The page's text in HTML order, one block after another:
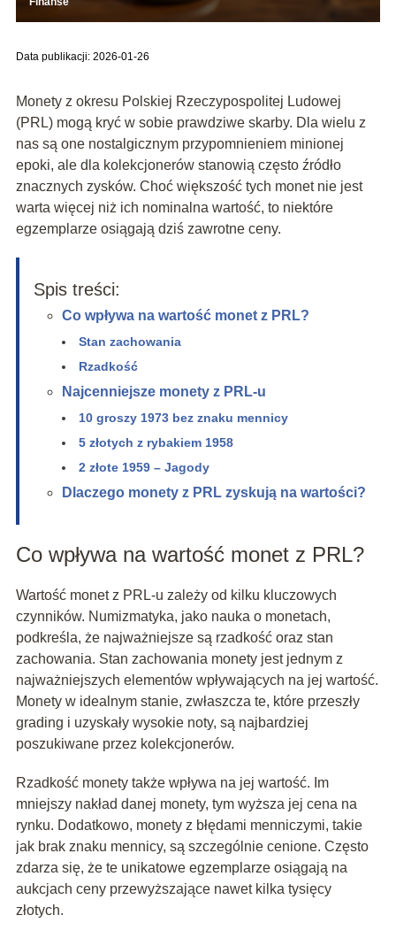
Data publikacji: 2026-01-26
Monety z okresu Polskiej Rzeczypospolitej Ludowej
(PRL) mogą kryć w sobie prawdziwe skarby. Dla wielu z
nas są one nostalgicznym przypomnieniem minionej
epoki, ale dla kolekcjonerów stanowią często źródło
znacznych zysków. Choć większość tych monet nie jest
warta więcej niż ich nominalna wartość, to niektóre
egzemplarze osiągają dziś zawrotne ceny.
Spis treści:
Co wpływa na wartość monet z PRL?
Stan zachowania
Rzadkość
Najcenniejsze monety z PRL-u
10 groszy 1973 bez znaku mennicy
5 złotych z rybakiem 1958
2 złote 1959 – Jagody
Dlaczego monety z PRL zyskują na wartości?
Co wpływa na wartość monet z PRL?
Wartość monet z PRL-u zależy od kilku kluczowych
czynników. Numizmatyka, jako nauka o monetach,
podkreśla, że najważniejsze są rzadkość oraz stan
zachowania. Stan zachowania monety jest jednym z
najważniejszych elementów wpływających na jej wartość.
Monety w idealnym stanie, zwłaszcza te, które przeszły
grading i uzyskały wysokie noty, są najbardziej
poszukiwane przez kolekcjonerów.
Rzadkość monety także wpływa na jej wartość. Im
mniejszy nakład danej monety, tym wyższa jej cena na
rynku. Dodatkowo, monety z błędami menniczymi, takie
jak brak znaku mennicy, są szczególnie cenione. Często
zdarza się, że te unikatowe egzemplarze osiągają na
aukcjach ceny przewyższające nawet kilka tysięcy
złotych.